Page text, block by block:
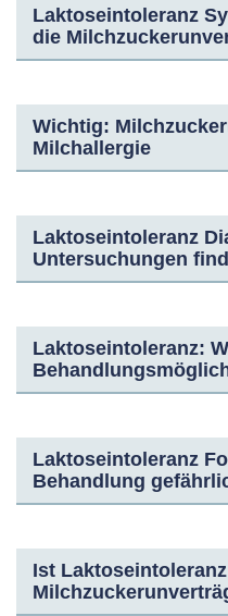
Laktoseintoleranz
die
Wichtig:
Milchallergie
Laktoseintoleranz
Untersuchungen
Laktoseintoleranz:
Laktoseintoleranz
Behandlung
Ist